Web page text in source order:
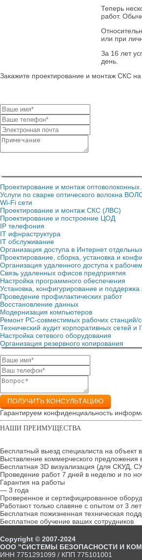
Теперь
работ.
или при
За 16 лет
день.
Закажите проектирование и монтаж СКС
Проектирование и монтаж
Услуги по сварке оптического волокна
Wi-Fi сети
Проектирование и монтаж СКС (ЛВС)
Проектирование и построение ЦОД
IP телефония
IT ифнраструктура
IT обслуживание
Организация доступа в Интернет
Проектирование, сборка, установка и
Организация удаленного доступа к
Связь удаленных офисов предприятия
Настройка программного обеспечения
Установка, конфигурирование и поддержка
Проведение профилактических работ
Восстановление данных
Модернизация компьютеров
Ремонт PC-совместимых рабочих станций/
Технический аудит корпоративных сетей и
Настройка сетевого оборудования
Организация резервного копирования
ПОЛУЧИТЬ КОНСУЛЬТАЦИЮ
Гарантируем конфиденциальность
НАШИ ПРЕИМУЩЕСТВА
Бесплатный выезд специалиста на объект
Выставление коммерческого предложения
Бесплатная 3D визуализация (для СКУД,
Проведение работ 7 дней в неделю и по
Гарантия на работы
— 3 года
Проверенное и сертифицированное
Работают только славяне с опытом от 3
Бесплатная пожизненная техническая
Бесплатное обучение ваших сотрудников
Copyright © 2007-2024
ООО "СИСТЕМЫ БЕЗОПАСНОСТИ И
ИНН 7751291099 / КПП 775101001